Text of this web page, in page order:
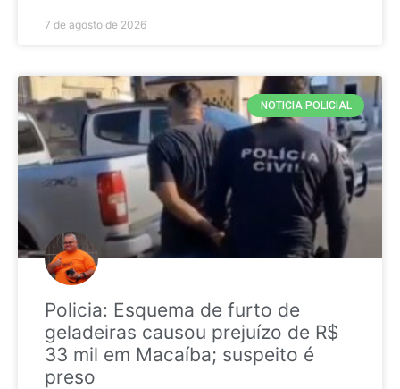
7 de agosto de 2026
NOTICIA POLICIAL
Policia: Esquema de furto de
geladeiras causou prejuízo de R$
33 mil em Macaíba; suspeito é
preso